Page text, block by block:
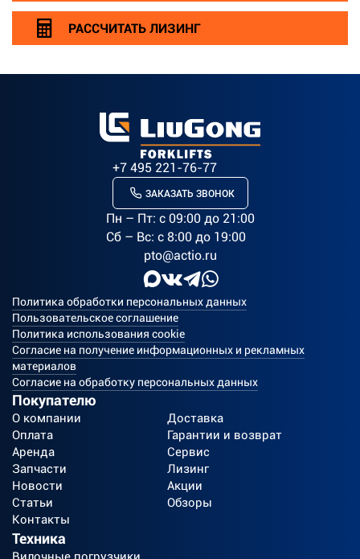
РАССЧИТАТЬ ЛИЗИНГ
+7 495 221-76-77
ЗАКАЗАТЬ ЗВОНОК
Пн – Пт: c 09:00 до 21:00
Сб – Вс: с 8:00 до 19:00
pto@actio.ru
Политика обработки персональных данных
Пользовательское соглашение
Политика использования cookie
Согласие на получение информационных и рекламных
материалов
Согласие на обработку персональных данных
Покупателю
О компании
Доставка
Оплата
Гарантии и возврат
Аренда
Сервис
Запчасти
Лизинг
Новости
Акции
Статьи
Обзоры
Контакты
Техника